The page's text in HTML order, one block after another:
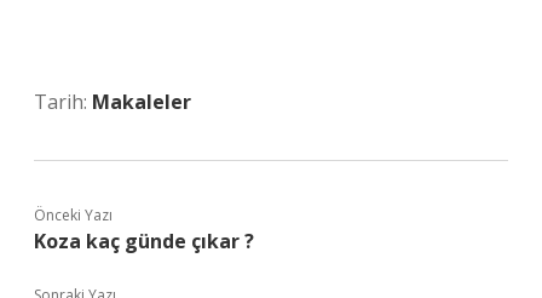
Tarih: Makaleler
Önceki Yazı
Koza kaç günde çıkar ?